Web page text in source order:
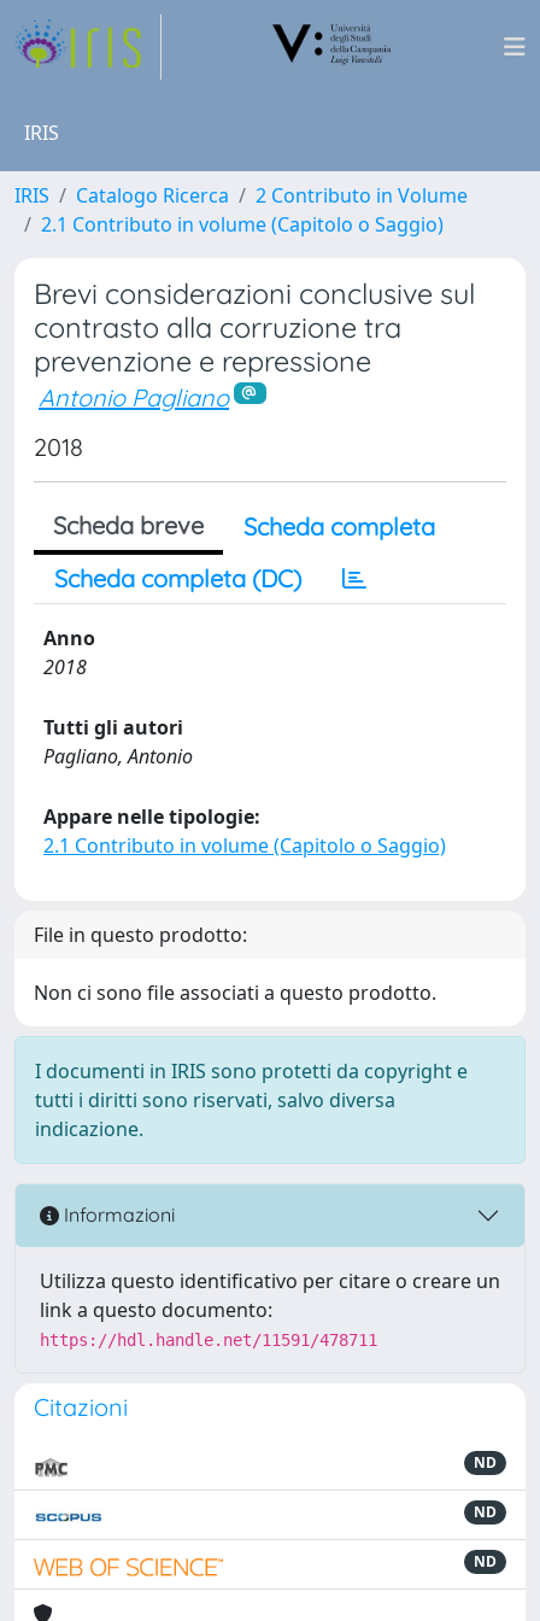
IRIS
IRIS Catalogo Ricerca
2 Contributo in Volume
2.1 Contributo in volume (Capitolo o Saggio)
Brevi considerazioni conclusive sul
contrasto alla corruzione tra
prevenzione e repressione
Antonio Pagliano
2018
Scheda breve
Scheda completa
Scheda completa (DC)
Anno
2018
Tutti gli autori
Pagliano, Antonio
Appare nelle tipologie:
2.1 Contributo in volume (Capitolo o Saggio)
File in questo prodotto:
Non ci sono file associati a questo prodotto.
I documenti in IRIS sono protetti da copyright e
tutti i diritti sono riservati, salvo diversa
indicazione.
Informazioni
Utilizza questo identificativo per citare o creare un
link a questo documento:
https://hdl.handle.net/11591/478711
Citazioni
ND
ND
ND